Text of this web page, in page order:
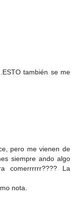
también se me
pero me vienen de
siempre ando algo
comerrrrrr???? La
nota.